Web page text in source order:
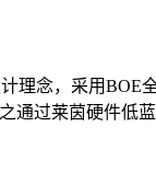
理念，采用BOE
过莱茵硬件低